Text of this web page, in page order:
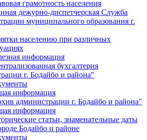
грамотность населения
дежурно-диспетчерская Служба
муниципального образования г.
населению при различных
информация
бухгалтерия
г. Бодайбо и района"
информация
администрации г. Бодайбо и района"
информация
статьи, знаменательные даты
Бодайбо и районе